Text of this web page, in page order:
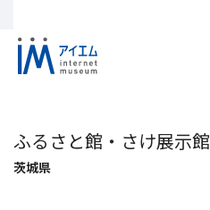
ふるさと館・さけ展示館
茨城県